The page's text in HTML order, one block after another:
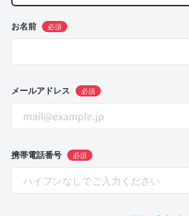
お名前 必須
メールアドレス 必須
携帯電話番号 必須